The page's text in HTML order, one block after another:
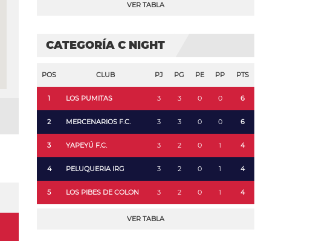
VER TABLA
CATEGORÍA C NIGHT
POS CLUB PJ PG PE PP PTS
1 LOS PUMITAS 3 3 0 0 6
2 MERCENARIOS F.C. 3 3 0 0 6
3 YAPEYÚ F.C. 3 2 0 1 4
4 PELUQUERIA IRG 3 2 0 1 4
5 LOS PIBES DE COLON 3 2 0 1 4
VER TABLA